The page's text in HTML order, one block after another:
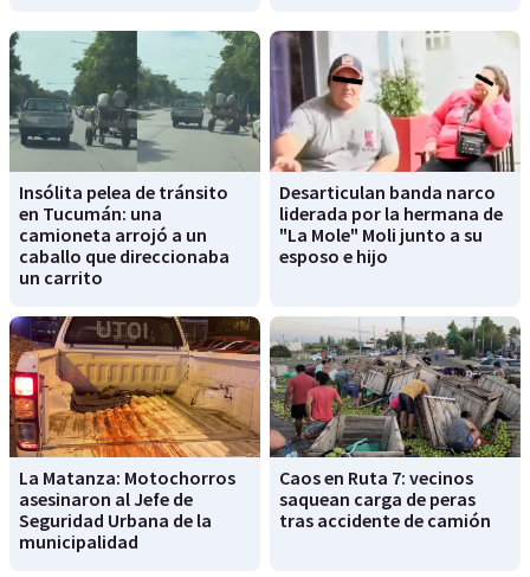
Insólita pelea de tránsito
en Tucumán: una
camioneta arrojó a un
caballo que direccionaba
un carrito
Desarticulan banda narco
liderada por la hermana de
"La Mole" Moli junto a su
esposo e hijo
La Matanza: Motochorros
asesinaron al Jefe de
Seguridad Urbana de la
municipalidad
Caos en Ruta 7: vecinos
saquean carga de peras
tras accidente de camión